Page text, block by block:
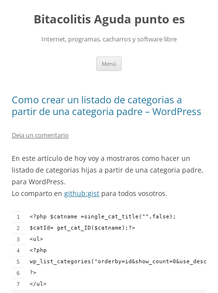
contenidoBitacolitis Aguda punto es
Internet, programas, cacharros y software libre
Menú
Como crear un listado de categorias a
partir de una categoria padre – WordPress
Deja un comentario
En este artículo de hoy voy a mostraros como hacer un
listado de categorias hijas a partir de una categoria padre,
para WordPress.
Lo comparto en github:gist para todos vosotros.
<?php $catname =single_cat_title("",false);
$catId= get_cat_ID($catname);?>
<ul>
<?php
?>
</ul>